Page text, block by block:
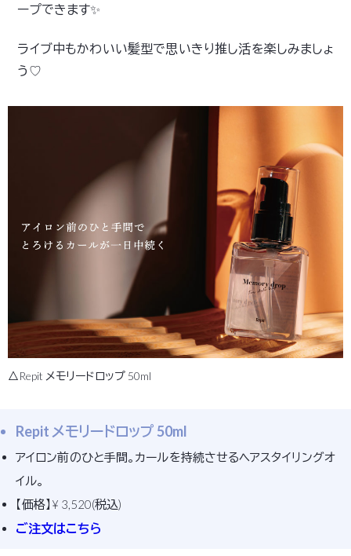
ープできます✨
ライブ中もかわいい髪型で思いきり推し活を楽しみましょ
う ♡
△Repit メモリードロップ 50ml
Repit メモリードロップ 50ml
アイロン前のひと手間。カールを持続させるヘアスタイリングオ
イル。
【価格】¥ 3,520(税込)
ご注文はこちら